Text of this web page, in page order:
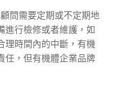
問需要定期或不定期地
進行檢修或者維護，如
理時間內的中斷，有機
任，但有機體企業品牌